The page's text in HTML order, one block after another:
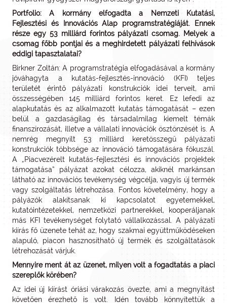
Portfolio: A kormány elfogadta a Nemzeti Kutatási,
Fejlesztési és Innovációs Alap programstratégiáját. Ennek
része egy 53 milliárd forintos pályázati csomag. Melyek a
csomag főbb pontjai és a meghirdetett pályázati felhívások
eddigi tapasztalatai?
Birkner Zoltán: A programstratégia elfogadásával a kormány
jóváhagyta a kutatás-fejlesztés-innováció (KFI) teljes
területét érintő pályázati konstrukciók idei terveit, ami
összességében 145 milliárd forintos keret. Ez lefedi az
alapkutatás és az alkalmazott kutatás támogatását – ezen
belül a gazdaságilag és társadalmilag kiemelt témák
finanszírozását, illetve a vállalati innovációk ösztönzését is. A
nemrég megnyílt 53 milliárd keretösszegű pályázati
konstrukciók többsége az innováció támogatására fókuszál.
A „Piacvezérelt kutatás-fejlesztési és innovációs projektek
támogatása” pályázat azokat célozza, akiknél markánsan
látható az innovációs tevékenység végcélja, vagyis új termék
vagy szolgáltatás létrehozása. Fontos követelmény, hogy a
pályázók alakítsanak ki kapcsolatot egyetemekkel,
kutatóintézetekkel, nemzetközi partnerekkel, kooperáljanak
más KFI tevékenységet folytató vállalkozással. A pályázati
kiírás fő üzenete tehát az, hogy szakmai együttműködéseken
alapuló, piacon hasznosítható új termék és szolgáltatások
létrehozását várjuk.
Mennyire ment át az üzenet, milyen volt a fogadtatás a piaci
szereplők körében?
Az idei új kiírást óriási várakozás övezte, ami a megnyitást
követően érezhető is volt. Idén tovább könnyítettük a